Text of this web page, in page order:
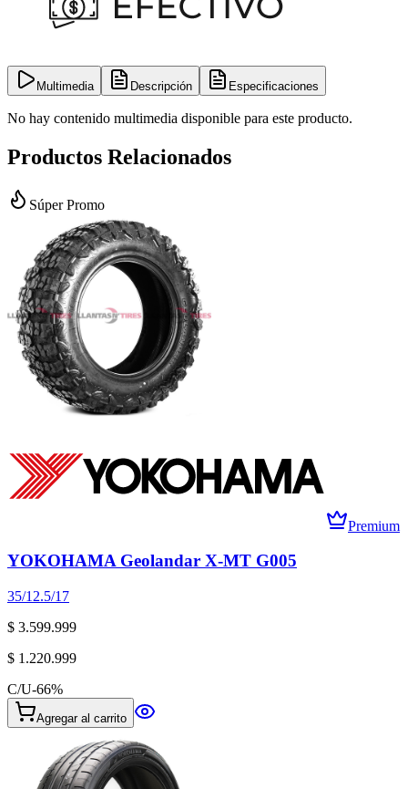
Multimedia Descripción Especificaciones
No hay contenido multimedia disponible para este producto.
Productos Relacionados
Súper Promo
Premium
YOKOHAMA Geolandar X-MT G005
35/12.5/17
$ 3.599.999
$ 1.220.999
C/U-66%
Agregar al carrito